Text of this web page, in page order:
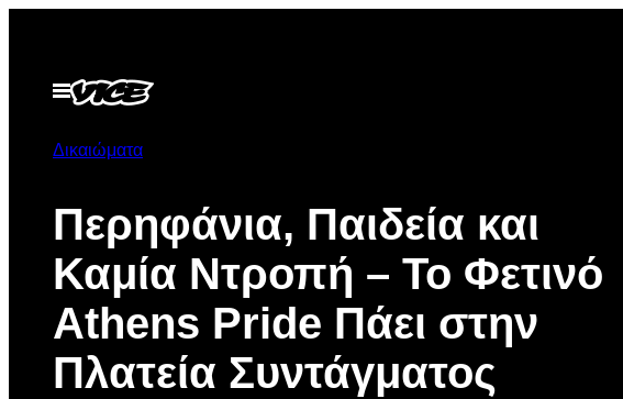
περιεχόμενο
Ανοίξτε
το
Δικαιώματα
Περηφάνια, Παιδεία και
Καμία Ντροπή – Το Φετινό
Athens Pride Πάει στην
Πλατεία Συντάγματος